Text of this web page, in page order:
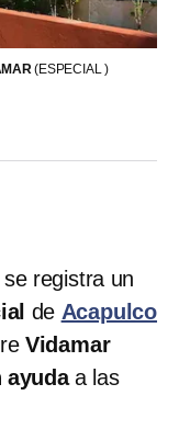
(ESPECIAL )
registra un
de Acapulco
Vidamar
ayudaa las